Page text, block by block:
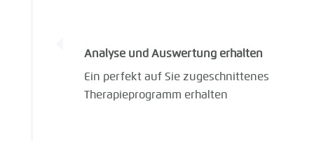
Analyse und Auswertung erhalten
Ein perfekt auf Sie zugeschnittenes
Therapieprogramm erhalten